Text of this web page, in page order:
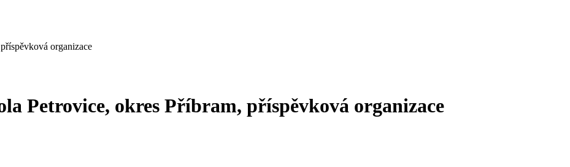
organizace
Petrovice, okres Příbram, příspěvková organizace